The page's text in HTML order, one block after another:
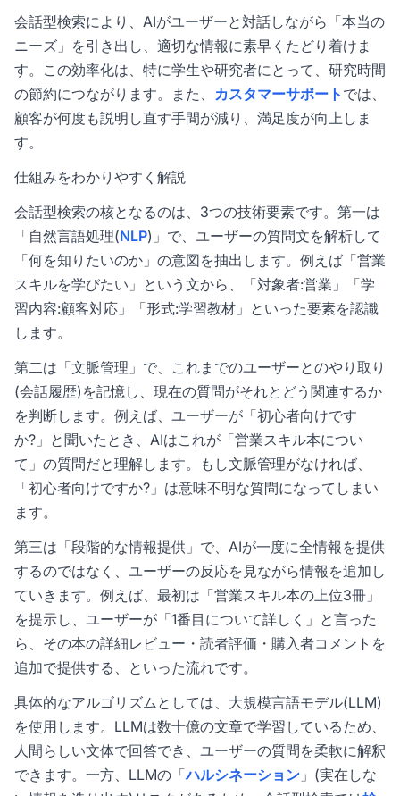
会話型検索により、AIがユーザーと対話しながら「本当の
ニーズ」を引き出し、適切な情報に素早くたどり着けま
す。この効率化は、特に学生や研究者にとって、研究時間
の節約につながります。また、 カスタマーサポート では、
顧客が何度も説明し直す手間が減り、満足度が向上しま
す。
仕組みをわかりやすく解説
会話型検索の核となるのは、3つの技術要素です。第一は
「自然言語処理(NLP)」で、ユーザーの質問文を解析して
「何を知りたいのか」の意図を抽出します。例えば「営業
スキルを学びたい」という文から、「対象者:営業」「学
習内容:顧客対応」「形式:学習教材」といった要素を認識
します。
第二は「文脈管理」で、これまでのユーザーとのやり取り
(会話履歴)を記憶し、現在の質問がそれとどう関連するか
を判断します。例えば、ユーザーが「初心者向けです
か?」と聞いたとき、AIはこれが「営業スキル本につい
て」の質問だと理解します。もし文脈管理がなければ、
「初心者向けですか?」は意味不明な質問になってしまい
ます。
第三は「段階的な情報提供」で、AIが一度に全情報を提供
するのではなく、ユーザーの反応を見ながら情報を追加し
ていきます。例えば、最初は「営業スキル本の上位3冊」
を提示し、ユーザーが「1番目について詳しく」と言った
ら、その本の詳細レビュー・読者評価・購入者コメントを
追加で提供する、といった流れです。
具体的なアルゴリズムとしては、 大規模言語モデル(LLM)
を使用します。LLMは数十億の文章で学習しているため、
人間らしい文体で回答でき、ユーザーの質問を柔軟に解釈
できます。一方、LLMの「ハルシネーション 」(実在しな